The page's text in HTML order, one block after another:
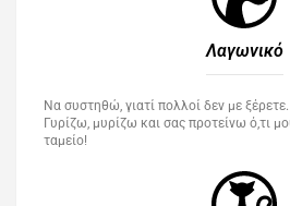
Λαγωνικό
Να συστηθώ, γιατί πολλοί δεν με
Γυρίζω, μυρίζω και σας προτείνω ό,τι
ταμείο!